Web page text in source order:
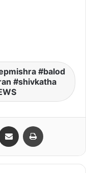
#balod
#shivkatha
Share via Email